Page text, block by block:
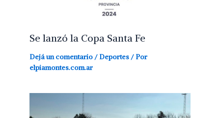
Se lanzó la Copa Santa Fe
Dejá un comentario / Deportes / Por
elpiamontes.com.ar